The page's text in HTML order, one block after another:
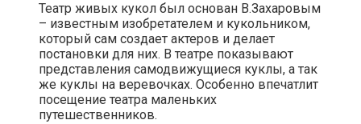
Театр живых кукол был основан В.Захаровым
– известным изобретателем и кукольником,
который сам создает актеров и делает
постановки для них. В театре показывают
представления самодвижущиеся куклы, а так
же куклы на веревочках. Особенно впечатлит
посещение театра маленьких
путешественников.